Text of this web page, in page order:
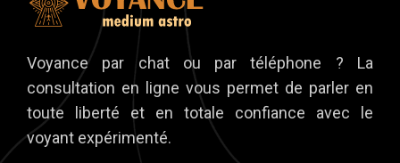
Voyance par chat ou par téléphone ? La
consultation en ligne vous permet de parler en
toute liberté et en totale confiance avec le
voyant expérimenté.